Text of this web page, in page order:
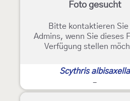
Foto gesucht
Bitte kontaktieren Sie
Admins, wenn Sie dieses
Verfügung stellen
Scythris albisaxella
-